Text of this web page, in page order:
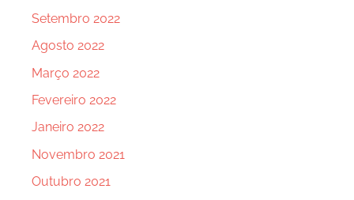
Setembro 2022
Agosto 2022
Março 2022
Fevereiro 2022
Janeiro 2022
Novembro 2021
Outubro 2021